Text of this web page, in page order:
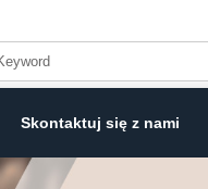
Skontaktuj się z nami